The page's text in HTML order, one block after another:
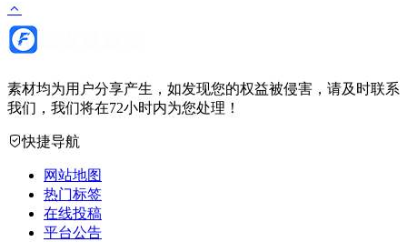
素材均为用户分享产生，如发现您的权益被侵害，请及时联系
我们，我们将在72小时内为您处理！
快捷导航
网站地图
热门标签
在线投稿
平台公告